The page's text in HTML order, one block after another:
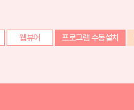
웹뷰어 프로그램 수동설치